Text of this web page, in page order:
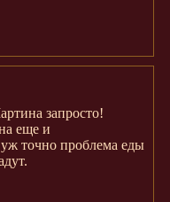
запросто!
еще и
уж точно проблема еды